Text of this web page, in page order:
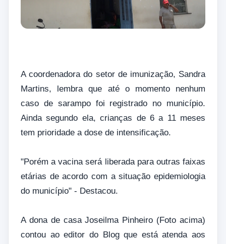
A coordenadora do setor de imunização, Sandra
Martins, lembra que até o momento nenhum
caso de sarampo foi registrado no município.
Ainda segundo ela, crianças de 6 a 11 meses
tem prioridade a dose de intensificação.
"Porém a vacina será liberada para outras faixas
etárias de acordo com a situação epidemiologia
do município" - Destacou.
A dona de casa Joseilma Pinheiro (Foto acima)
contou ao editor do Blog que está atenda aos